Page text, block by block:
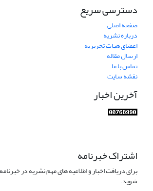
دسترسی سریع
صفحه اصلی
درباره نشریه
اعضای هیات تحریریه
ارسال مقاله
تماس با ما
نقشه سایت
آخرین اخبار
اشتراک خبرنامه
برای دریافت اخبار و اطلاعیه های مهم نشریه در
شوید.